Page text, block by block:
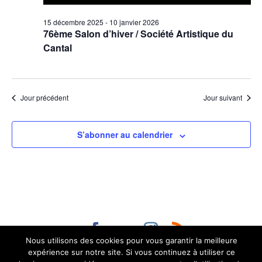
76ème Salon d’hiver / Société Artistique du
Cantal
15 décembre 2025 - 10 janvier 2026
Jour précédent Jour suivant
S’abonner au calendrier
Contact :administration@aurillac.fr |Mentions
Nous utilisons des cookies pour vous garantir la meilleure
expérience sur notre site. Si vous continuez à utiliser ce